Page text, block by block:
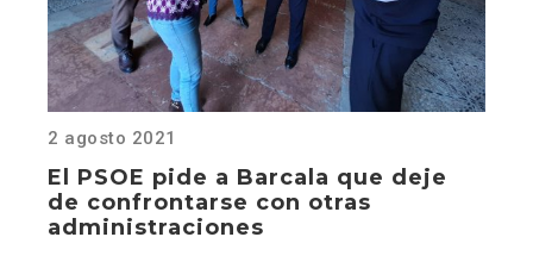
2 agosto 2021
El PSOE pide a Barcala que deje
de confrontarse con otras
administraciones